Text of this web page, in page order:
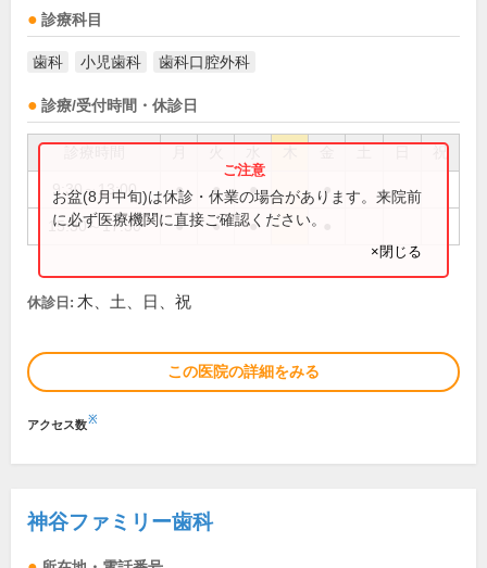
診療科目
歯科 小児歯科 歯科口腔外科
診療/受付時間・休診日
祝
9:30～13:00 ● ● ● ●
15:30～17:30 ● ● ●
お盆(8月中旬)は休診・休業の場合があります。来院前
に必ず医療機関に直接ご確認ください。
×閉じる
休診日: 木、土、日、祝
この医院の詳細をみる
アクセス数※
神谷ファミリー歯科